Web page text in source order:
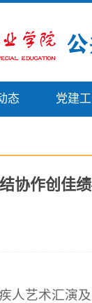
态 党建
协作创佳
人艺术汇演